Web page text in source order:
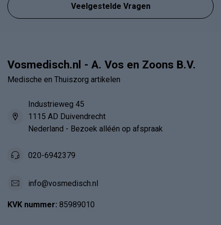
Veelgestelde Vragen
Vosmedisch.nl - A. Vos en Zoons B.V.
Medische en Thuiszorg artikelen
Industrieweg 45
1115 AD Duivendrecht
Nederland - Bezoek alléén op afspraak
020-6942379
info@vosmedisch.nl
KVK nummer: 85989010